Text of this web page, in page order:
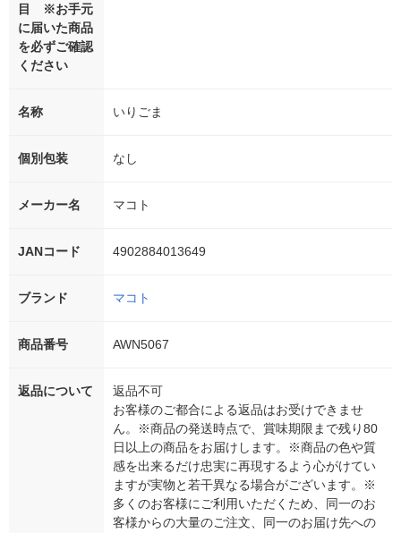
目 ※お手元
に届いた商品
を必ずご確認
ください
名称 いりごま
個別包装 なし
メーカー名 マコト
JANコード 4902884013649
ブランド マコト
商品番号 AWN5067
返品について
返品不可
お客様のご都合による返品はお受けできませ
ん。※商品の発送時点で、賞味期限まで残り80
日以上の商品をお届けします。※商品の色や質
感を出来るだけ忠実に再現するよう心がけてい
ますが実物と若干異なる場合がございます。※
多くのお客様にご利用いただくため、同一のお
客様からの大量のご注文、同一のお届け先への